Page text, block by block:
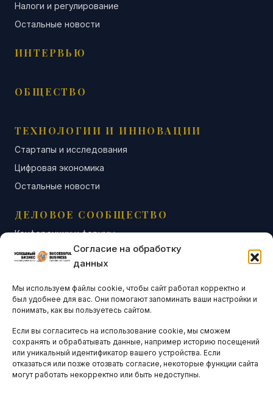
Согласие на обработку
данных
Мы используем файлы cookie, чтобы сайт работал корректно и
был удобнее для вас. Они помогают запоминать ваши настройки и
понимать, как вы пользуетесь сайтом.
Если вы согласитесь на использование cookie, мы сможем
сохранять и обрабатывать данные, например историю посещений
или уникальный идентификатор вашего устройства. Если
отказаться или позже отозвать согласие, некоторые функции сайта
могут работать некорректно или быть недоступны.
Налоги и регулирование
Остальные новости
ИНТЕРВЬЮ
ОБЩЕСТВО
ТЕХНОЛОГИИ И ИННОВАЦИИ
Стартапы и исследования
Цифровая экономика
Остальные новости
ДЕЛОВОЕ СООБЩЕСТВО
Конференции и форумы
Бизнес-клубы и ассоциации
Остальные новости
АНАЛИТИКА И СТАТИСТИКА
ARTICLES IN ENGLISH
НАВИГАЦИЯ